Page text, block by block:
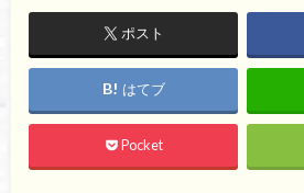
ポスト
はてブ
Pocket